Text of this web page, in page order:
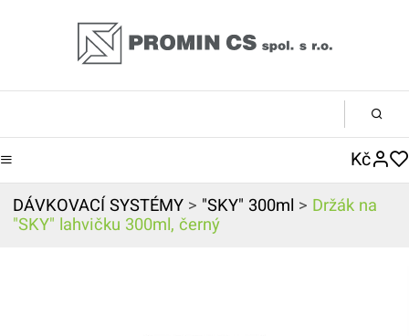
Kč
DÁVKOVACÍ SYSTÉMY > "SKY" 300ml > Držák na
"SKY" lahvičku 300ml, černý